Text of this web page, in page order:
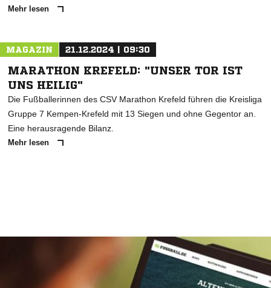
Mehr lesen
MAGAZIN 21.12.2024 | 09:30
MARATHON KREFELD: "UNSER TOR IST
UNS HEILIG"
Die Fußballerinnen des CSV Marathon Krefeld führen die Kreisliga
Gruppe 7 Kempen-Krefeld mit 13 Siegen und ohne Gegentor an.
Eine herausragende Bilanz.
Mehr lesen